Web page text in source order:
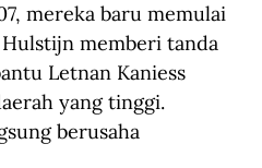
mereka baru memulai
memberi tanda
Letnan Kaniess
yang tinggi.
berusaha